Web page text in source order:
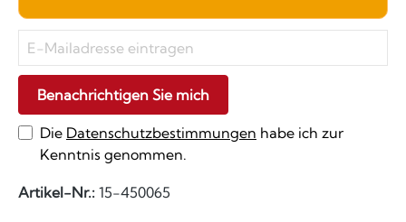
Benachrichtigen Sie mich
Die Datenschutzbestimmungen habe ich zur
Kenntnis genommen.
Artikel-Nr.: 15-450065